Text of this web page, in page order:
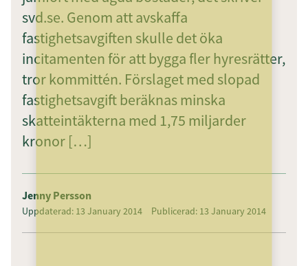
svd.se. Genom att avskaffa
fastighetsavgiften skulle det öka
incitamenten för att bygga fler hyresrätter,
tror kommittén. Förslaget med slopad
fastighetsavgift beräknas minska
skatteintäkterna med 1,75 miljarder
kronor […]
Jenny Persson
Uppdaterad: 13 January 2014 Publicerad: 13 January 2014